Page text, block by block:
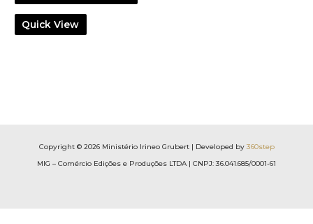
Quick View
Copyright © 2026 Ministério Irineo Grubert | Developed by 360step
MIG – Comércio Edições e Produções LTDA | CNPJ: 36.041.685/0001-61